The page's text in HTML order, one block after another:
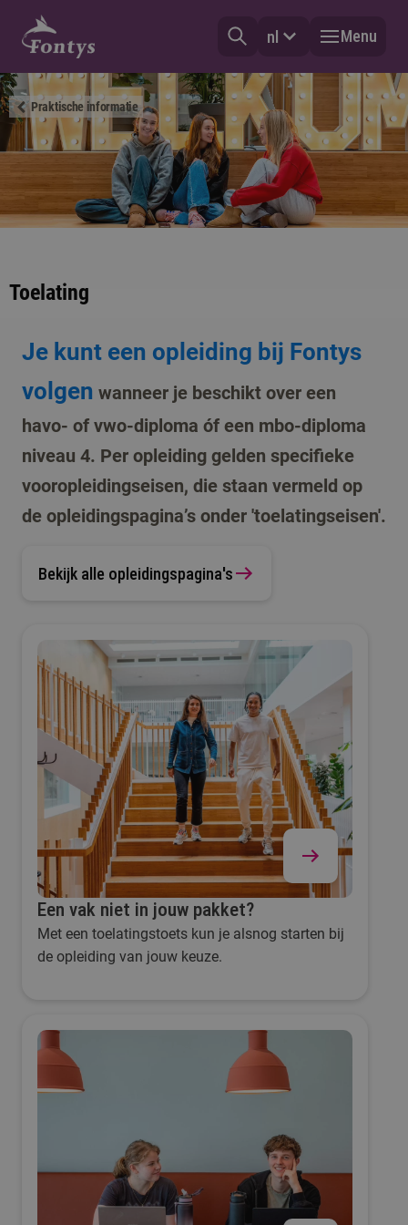
nl Menu
Praktische informatie
Toelating
Je kunt een opleiding bij Fontys
volgen wanneer je beschikt over een
havo- of vwo-diploma óf een mbo-diploma
niveau 4. Per opleiding gelden specifieke
vooropleidingseisen, die staan vermeld op
de opleidingspagina’s onder 'toelatingseisen'.
Bekijk alle opleidingspagina's
Een vak niet in jouw pakket?
Met een toelatingstoets kun je alsnog starten bij
de opleiding van jouw keuze.